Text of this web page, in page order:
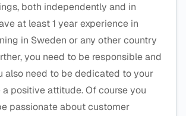
both independently and in
at least 1 year experience in
in Sweden or any other country
you need to be responsible and
also need to be dedicated to your
a positive attitude. Of course you
passionate about customer